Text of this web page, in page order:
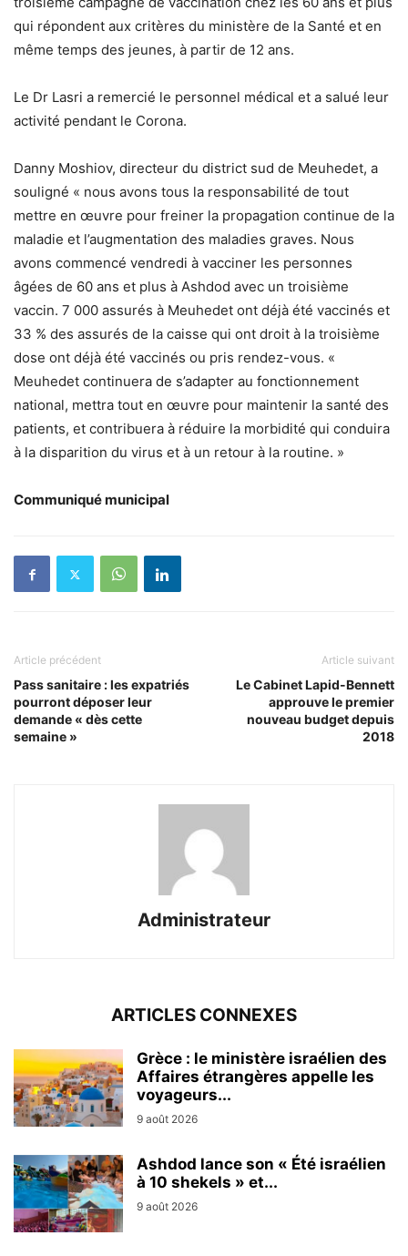
qui répondent aux critères du ministère de la Santé et en
même temps des jeunes, à partir de 12 ans.
Le Dr Lasri a remercié le personnel médical et a salué leur
activité pendant le Corona.
Danny Moshiov, directeur du district sud de Meuhedet, a
souligné « nous avons tous la responsabilité de tout
mettre en œuvre pour freiner la propagation continue de la
maladie et l’augmentation des maladies graves. Nous
avons commencé vendredi à vacciner les personnes
âgées de 60 ans et plus à Ashdod avec un troisième
vaccin. 7 000 assurés à Meuhedet ont déjà été vaccinés et
33 % des assurés de la caisse qui ont droit à la troisième
dose ont déjà été vaccinés ou pris rendez-vous. «
Meuhedet continuera de s’adapter au fonctionnement
national, mettra tout en œuvre pour maintenir la santé des
patients, et contribuera à réduire la morbidité qui conduira
à la disparition du virus et à un retour à la routine. »
Communiqué municipal
Article précédent
Pass sanitaire : les expatriés
pourront déposer leur
demande « dès cette
semaine »
Article suivant
Le Cabinet Lapid-Bennett
approuve le premier
nouveau budget depuis
2018
Administrateur
ARTICLES CONNEXES
Grèce : le ministère israélien des
Affaires étrangères appelle les
voyageurs...
9 août 2026
Ashdod lance son « Été israélien
à 10 shekels » et...
9 août 2026